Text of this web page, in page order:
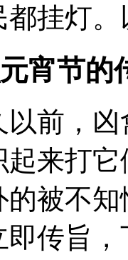
挂灯
宵节的
前，
来打
被不
即传旨